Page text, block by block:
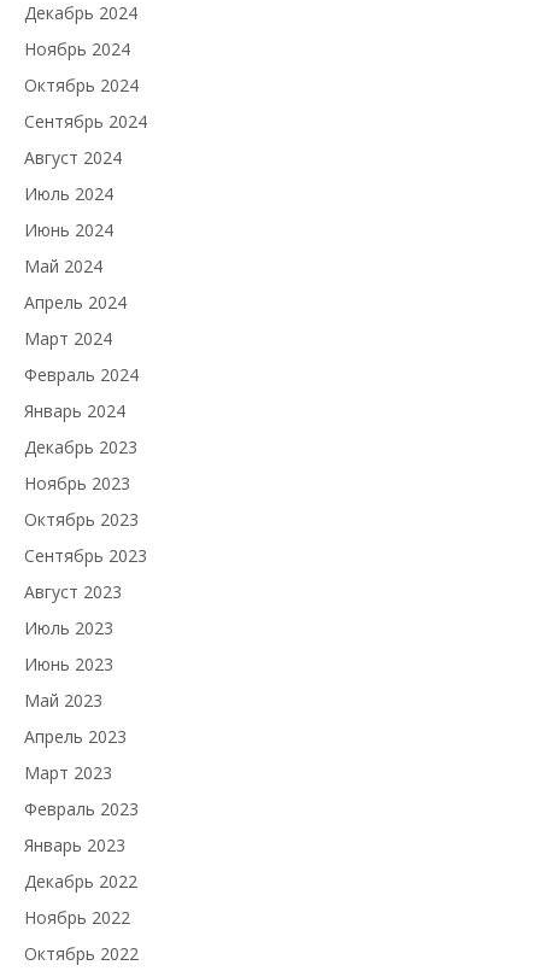
Декабрь 2024
Ноябрь 2024
Октябрь 2024
Сентябрь 2024
Август 2024
Июль 2024
Июнь 2024
Май 2024
Апрель 2024
Март 2024
Февраль 2024
Январь 2024
Декабрь 2023
Ноябрь 2023
Октябрь 2023
Сентябрь 2023
Август 2023
Июль 2023
Июнь 2023
Май 2023
Апрель 2023
Март 2023
Февраль 2023
Январь 2023
Декабрь 2022
Ноябрь 2022
Октябрь 2022